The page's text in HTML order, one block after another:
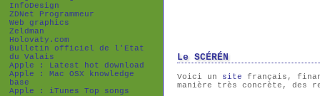
Le SCÉRÉN
Voici un site français,
manière très concrète, des
InfoDesign
ZDNet Programmeur
Web graphics
Zeldman
Holovaty.com
Bulletin officiel de l'Etat
du Valais
Apple : Latest hot download
Apple : Mac OSX knowledge
base
Apple : iTunes Top songs